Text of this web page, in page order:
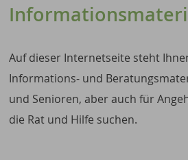
Auf dieser Internetseite steht
Informations- und
und Senioren, aber auch für
die Rat und Hilfe suchen.